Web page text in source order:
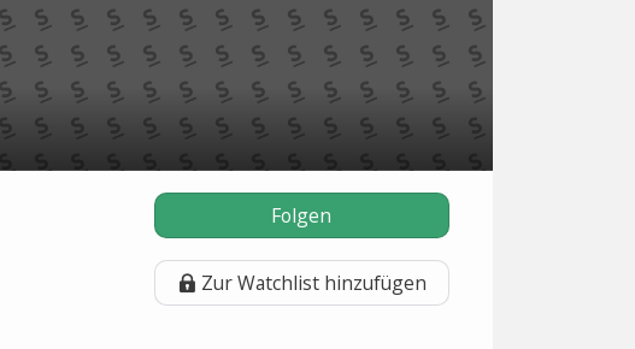
Folgen
Zur Watchlist hinzufügen